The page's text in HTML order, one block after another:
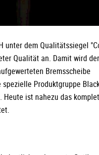
unter dem Qualitätssiegel
Qualität an. Damit wird der
Bremsscheibe
Produktgruppe
ist nahezu das